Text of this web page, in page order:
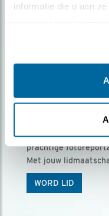
informatie die u aan
Ontvang 5 x
Vogels is het
prachtige
Met jouw
WORD LID